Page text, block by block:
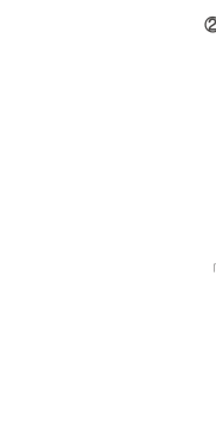
４.
５.
６
７.
８.